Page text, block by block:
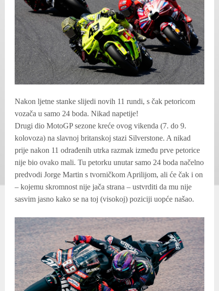
Nakon ljetne stanke slijedi novih 11 rundi, s čak petoricom
vozača u samo 24 boda. Nikad napetije!
Drugi dio MotoGP sezone kreće ovog vikenda (7. do 9.
kolovoza) na slavnoj britanskoj stazi Silverstone. A nikad
prije nakon 11 odrađenih utrka razmak između prve petorice
nije bio ovako mali. Tu petorku unutar samo 24 boda načelno
predvodi Jorge Martin s tvorničkom Aprilijom, ali će čak i on
– kojemu skromnost nije jača strana – ustvrditi da mu nije
sasvim jasno kako se na toj (visokoj) poziciji uopće našao.